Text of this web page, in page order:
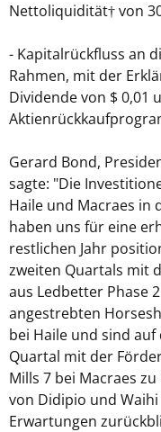
Nettoliquidität† von
- Kapitalrückfluss an
Rahmen, mit der
Dividende von $ 0,01
Gerard Bond,
sagte: "Die
Haile und Macraes in
haben uns für eine
restlichen Jahr
zweiten Quartals mit
aus Ledbetter Phase
angestrebten
bei Haile und sind
Quartal mit der
Mills 7 bei Macraes
von Didipio und
Erwartungen